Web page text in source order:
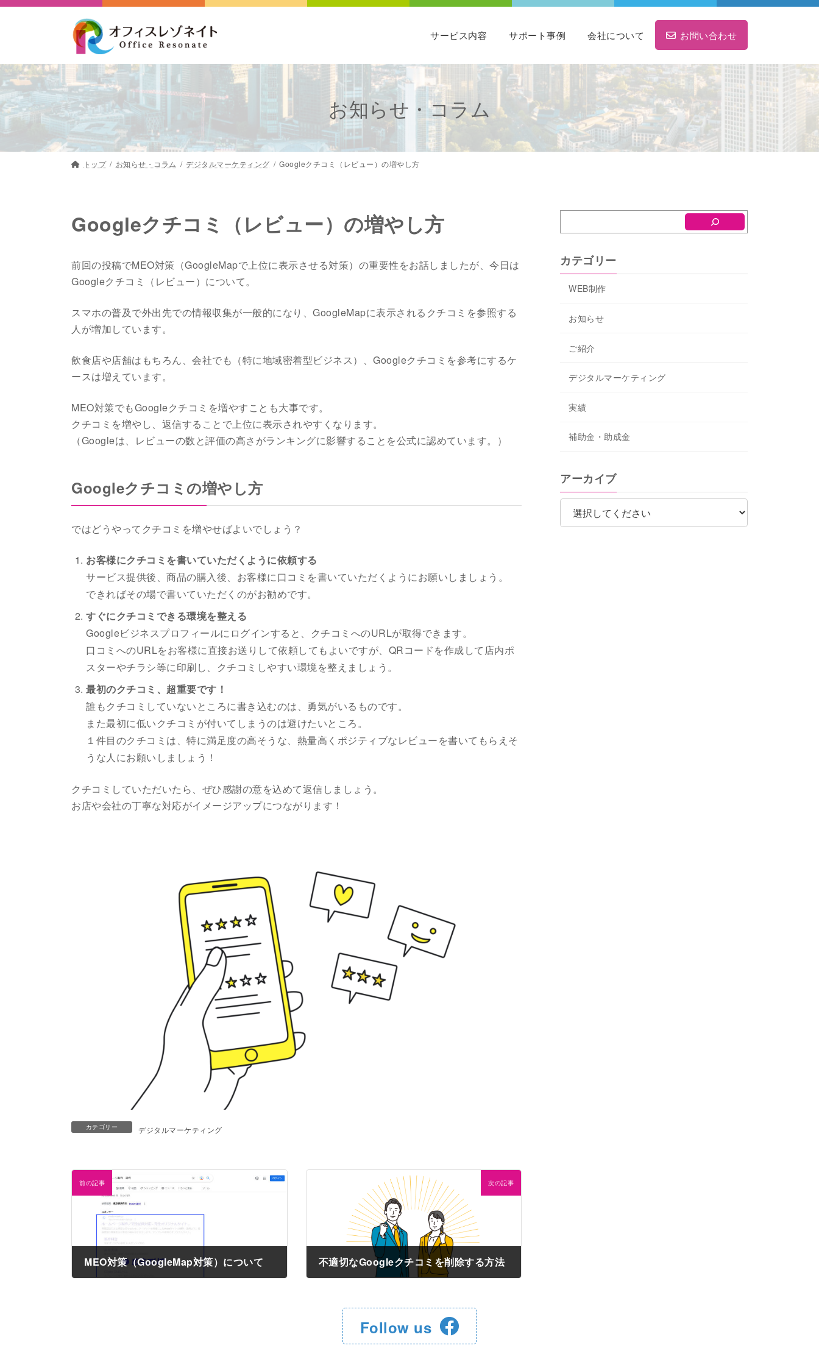
コ
ツ
へ
ス
ナ
シ
ョ
ン
サービス内容 サポート事例 会社について お問い合わせ
お知らせ・コラム
トップ お知らせ・コラム デジタルマーケティング Googleクチコミ（レビュー）の増やし方
Googleクチコミ（レビュー）の増やし方
前回の投稿でMEO対策（GoogleMapで上位に表示させる対策）の重要性をお話しましたが、今日は
Googleクチコミ（レビュー）について。
スマホの普及で外出先での情報収集が一般的になり、GoogleMapに表示されるクチコミを参照する
人が増加しています。
飲食店や店舗はもちろん、会社でも（特に地域密着型ビジネス）、Googleクチコミを参考にするケ
ースは増えています。
MEO対策でもGoogleクチコミを増やすことも大事です。
クチコミを増やし、返信することで上位に表示されやすくなります。
（Googleは、レビューの数と評価の高さがランキングに影響することを公式に認めています。）
Googleクチコミの増やし方
ではどうやってクチコミを増やせばよいでしょう？
お客様にクチコミを書いていただくように依頼する
サービス提供後、商品の購入後、お客様に口コミを書いていただくようにお願いしましょう。
できればその場で書いていただくのがお勧めです。
すぐにクチコミできる環境を整える
Googleビジネスプロフィールにログインすると、クチコミへのURLが取得できます。
口コミへのURLをお客様に直接お送りして依頼してもよいですが、QRコードを作成して店内ポ
スターやチラシ等に印刷し、クチコミしやすい環境を整えましょう。
最初のクチコミ、超重要です！
誰もクチコミしていないところに書き込むのは、勇気がいるものです。
また最初に低いクチコミが付いてしまうのは避けたいところ。
１件目のクチコミは、特に満足度の高そうな、熱量高くポジティブなレビューを書いてもらえそ
うな人にお願いしましょう！
クチコミしていただいたら、ぜひ感謝の意を込めて返信しましょう。
お店や会社の丁寧な対応がイメージアップにつながります！
カテゴリー デジタルマーケティング
前の記事
MEO対策（GoogleMap対策）について
次の記事
不適切なGoogleクチコミを削除する方法
カテゴリー
WEB制作
お知らせ
ご紹介
デジタルマーケティング
実績
補助金・助成金
アーカイブ
Follow us